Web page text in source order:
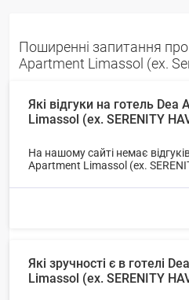
Поширенні запитання
Apartment Limassol (ex.
Які відгуки на готель
Limassol (ex. SERENITY
На нашому сайті немає
Apartment Limassol (ex.
Які зручності є в готелі
Limassol (ex. SERENITY